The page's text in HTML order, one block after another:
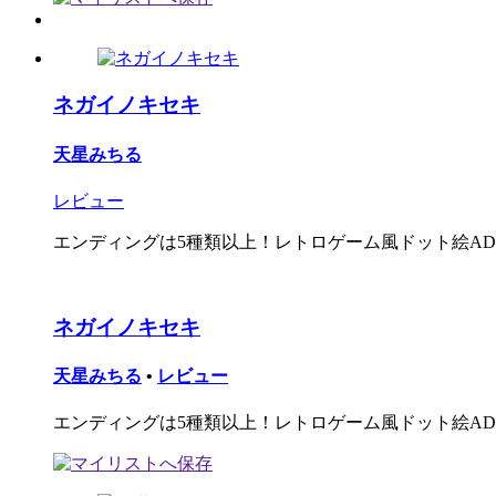
ネガイノキセキ
天星みちる
レビュー
エンディングは5種類以上！レトロゲーム風ドット絵
ネガイノキセキ
天星みちる • レビュー
エンディングは5種類以上！レトロゲーム風ドット絵